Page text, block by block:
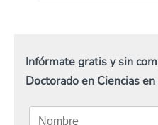
Infórmate gratis y sin
Doctorado en Ciencias